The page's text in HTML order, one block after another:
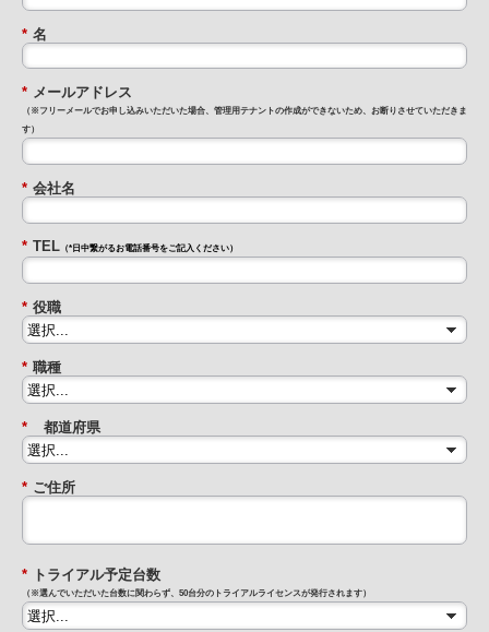
* 名
* メールアドレス
（※フリーメールでお申し込みいただいた場合、管理用テナントの作成ができないため、お断りさせていただきま
す）
* 会社名
* TEL （*日中繋がるお電話番号をご記入ください）
* 役職
* 職種
* 都道府県
* ご住所
* トライアル予定台数
（※選んでいただいた台数に関わらず、50台分のトライアルライセンスが発行されます）